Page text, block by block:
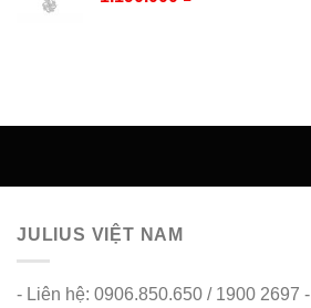
JULIUS VIỆT NAM
- Liên hệ: 0906.850.650 / 1900 2697 -